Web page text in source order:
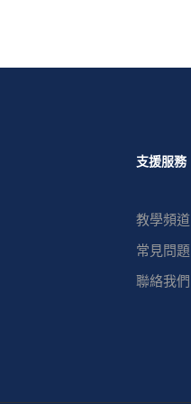
支援服務
教學頻道
常見問題
聯絡我們